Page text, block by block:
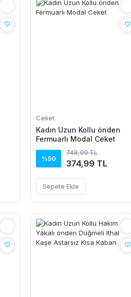
Ceket
Kadın Uzun Kollu önden
Fermuarlı Modal Ceket
%50
748,99 TL
374,99 TL
Sepete Ekle